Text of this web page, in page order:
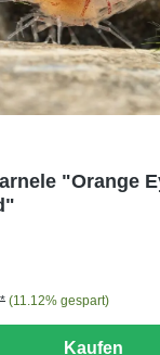
"Orange
(11.12% gespart)
Kaufen